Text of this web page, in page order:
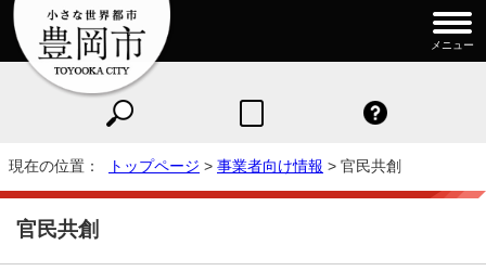
メニュー
現在の位置： トップページ > 事業者向け情報 > 官民共創
官民共創